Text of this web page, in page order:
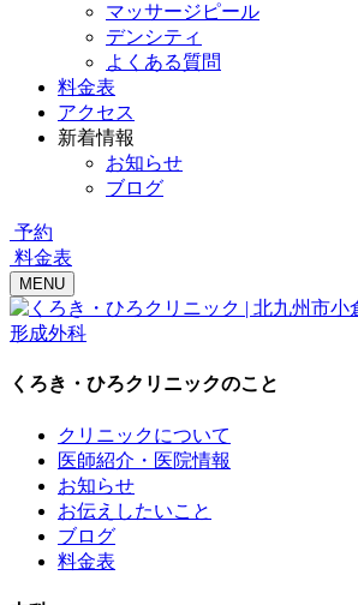
マッサージピール
デンシティ
よくある質問
料金表
アクセス
新着情報
お知らせ
ブログ
予約
料金表
MENU
くろき・ひろクリニックのこと
クリニックについて
医師紹介・医院情報
お知らせ
お伝えしたいこと
ブログ
料金表